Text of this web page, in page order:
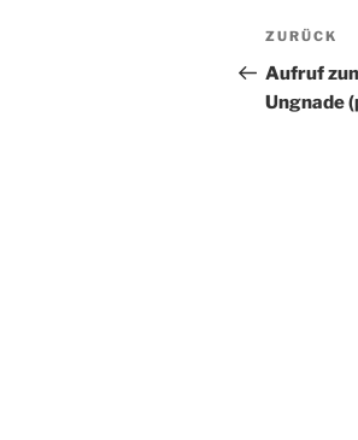
Vorheriger
Beitrag
ZURÜCK
Aufruf
Ungnade